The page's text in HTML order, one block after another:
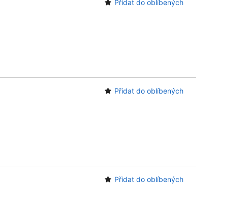
Přidat do oblíbených
Přidat do oblíbených
Přidat do oblíbených